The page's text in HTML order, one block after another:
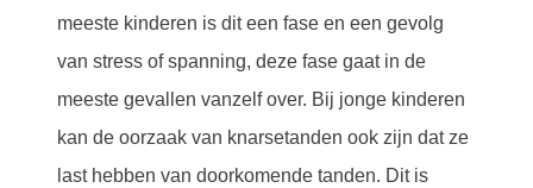
meeste kinderen is dit een fase en een gevolg
van stress of spanning, deze fase gaat in de
meeste gevallen vanzelf over. Bij jonge kinderen
kan de oorzaak van knarsetanden ook zijn dat ze
last hebben van doorkomende tanden. Dit is